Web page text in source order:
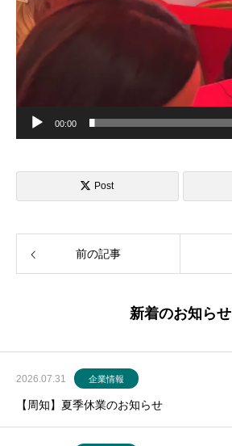
00:00
Post
前の記事
新着のお知らせ
2026.07.31 企業情報
【周知】夏季休業のお知らせ